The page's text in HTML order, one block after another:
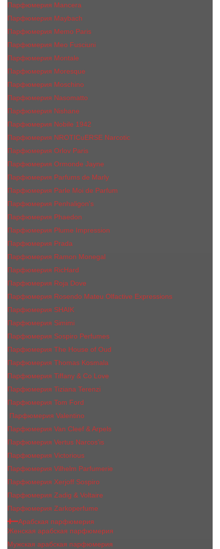
Парфюмерия Mancera
Парфюмерия Maybach
Парфюмерия Memo Paris
Парфюмерия Meo Fusciuni
Парфюмерия Montale
Парфюмерия Moresque
Парфюмерия Moschino
Парфюмерия Nasomatto
Парфюмерия Nishane
Парфюмерия Nobile 1942
Парфюмерия NROTICuERSE Narcotic
Парфюмерия Orlov Paris
Парфюмерия Ormonde Jayne
Парфюмерия Parfums de Marly
Парфюмерия Parle Moi de Parfum
Парфюмерия Penhaligon's
Парфюмерия Phaedon
Парфюмерия Plume Impression
Парфюмерия Prada
Парфюмерия Ramon Monegal
Парфюмерия RicHard
Парфюмерия Roja Dove
Парфюмерия Rosendo Mateu Olfactive Expressions
Парфюмерия SHAIK
Парфюмерия Simimi
Парфюмерия Sospiro Perfumes
Парфюмерия The House of Oud
Парфюмерия Thomas Kosmala
Парфюмерия Tiffany & Co Love
Парфюмерия Tiziana Terenzi
Парфюмерия Tom Ford
Парфюмерия Valentino
Парфюмерия Van Cleef & Arpels
Парфюмерия Vertus Narcos'is
Парфюмерия Victorious
Парфюмерия Vilhelm Parfumerie
Парфюмерия Xerjoff Sospiro
Парфюмерия Zadig & Voltaire
Парфюмерия Zarkoperfume
Арабская парфюмерия
Женская арабская парфюмерия
Мужская арабская парфюмерия